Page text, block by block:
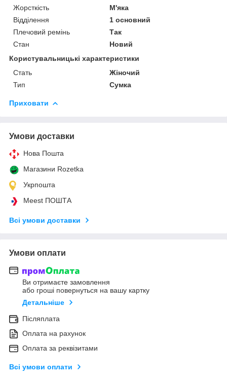
Жорсткість
М'яка
Відділення
1 основний
Плечовий ремінь
Так
Стан
Новий
Користувальницькі характеристики
Стать
Жіночий
Тип
Сумка
Приховати
Умови доставки
Нова Пошта
Магазини Rozetka
Укрпошта
Meest ПОШТА
Всі умови доставки
Умови оплати
Ви отримаєте замовлення
або гроші повернуться на вашу картку
Детальніше
Післяплата
Оплата на рахунок
Оплата за реквізитами
Всі умови оплати